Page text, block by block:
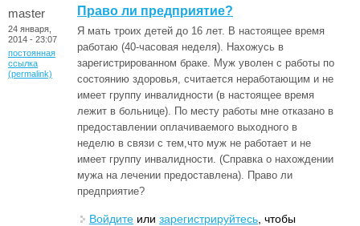
master
24 января,
2014 - 23:07
постоянная
ссылка
(permalink)
Право ли предприятие?
Я мать троих детей до 16 лет. В настоящее время
работаю (40-часовая неделя). Нахожусь в
зарегистрированном браке. Муж уволен с работы по
состоянию здоровья, считается неработающим и не
имеет группу инвалидности (в настоящее время
лежит в больнице). По месту работы мне отказано в
предоставлении оплачиваемого выходного в
неделю в связи с тем,что муж не работает и не
имеет группу инвалидности. (Справка о нахождении
мужа на лечении предоставлена). Право ли
предприятие?
Войдите или зарегистрируйтесь , чтобы